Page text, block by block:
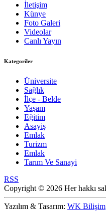
İletişim
Künye
Foto Galeri
Videolar
Canlı Yayın
Kategoriler
Üniversite
Sağlık
İlçe - Belde
Yaşam
Eğitim
Asayiş
Emlak
Turizm
Emlak
Tarım Ve Sanayi
RSS
Copyright © 2026 Her hakkı
Yazılım & Tasarım: WK Bilişim